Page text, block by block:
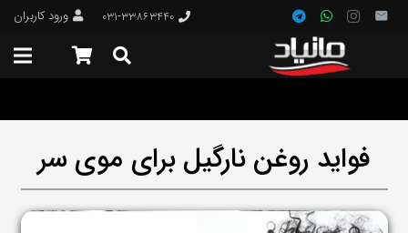
۰۳۱-۳۳۸۶۳۴۴۰ ورود کاربران
فواید روغن نارگیل برای موی سر